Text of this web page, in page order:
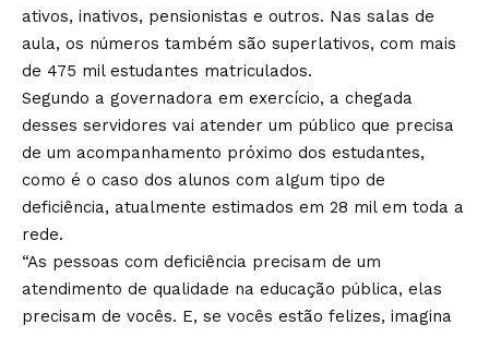
ativos, inativos, pensionistas e outros. Nas salas de
aula, os números também são superlativos, com mais
de 475 mil estudantes matriculados.
Segundo a governadora em exercício, a chegada
desses servidores vai atender um público que precisa
de um acompanhamento próximo dos estudantes,
como é o caso dos alunos com algum tipo de
deficiência, atualmente estimados em 28 mil em toda a
rede.
“As pessoas com deficiência precisam de um
atendimento de qualidade na educação pública, elas
precisam de vocês. E, se vocês estão felizes, imagina